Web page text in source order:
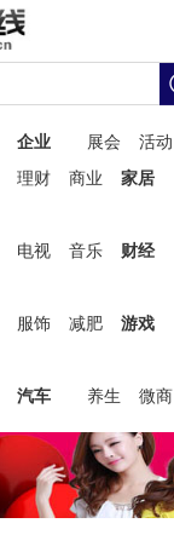
企业 展会
活动
理财 商业 家居
电视 音乐 财经
服饰 减肥 游戏
汽车 养生 微商